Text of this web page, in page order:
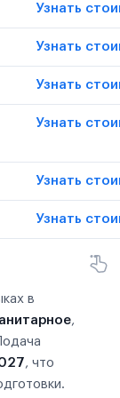
Узнать
Узнать
Узнать
Узнать
Узнать
Узнать
в
,
, что